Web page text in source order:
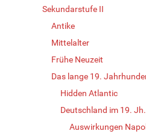
Sekundarstufe II
Antike
Mittelalter
Frühe Neuzeit
Das lange 19.
Hidden Atlantic
Deutschland im 19. Jh.
Auswirkungen